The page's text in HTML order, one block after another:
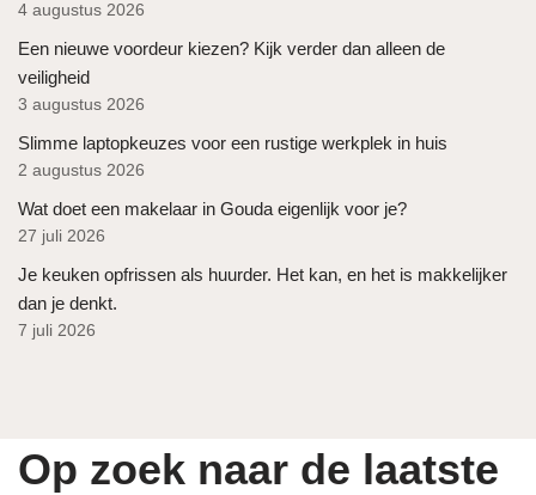
4 augustus 2026
Een nieuwe voordeur kiezen? Kijk verder dan alleen de
veiligheid
3 augustus 2026
Slimme laptopkeuzes voor een rustige werkplek in huis
2 augustus 2026
Wat doet een makelaar in Gouda eigenlijk voor je?
27 juli 2026
Je keuken opfrissen als huurder. Het kan, en het is makkelijker
dan je denkt.
7 juli 2026
Op zoek naar de laatste